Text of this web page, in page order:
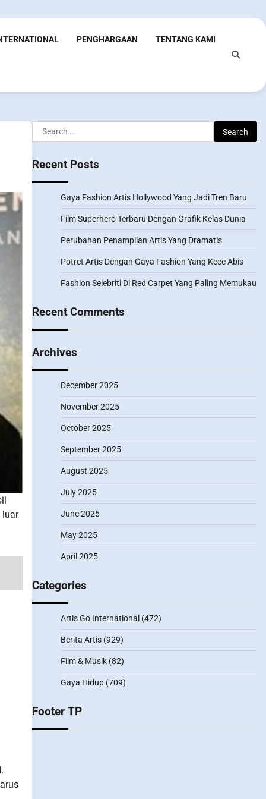
PENGHARGAAN TENTANG KAMI
luar
Search
for:
Recent Posts
Gaya Fashion Artis Hollywood Yang Jadi Tren Baru
Film Superhero Terbaru Dengan Grafik Kelas Dunia
Perubahan Penampilan Artis Yang Dramatis
Potret Artis Dengan Gaya Fashion Yang Kece Abis
Fashion Selebriti Di Red Carpet Yang Paling Memukau
Recent Comments
Archives
December 2025
November 2025
October 2025
September 2025
August 2025
July 2025
June 2025
May 2025
April 2025
Categories
Artis Go International (472)
Berita Artis(929)
Film & Musik(82)
Gaya Hidup(709)
Footer TP